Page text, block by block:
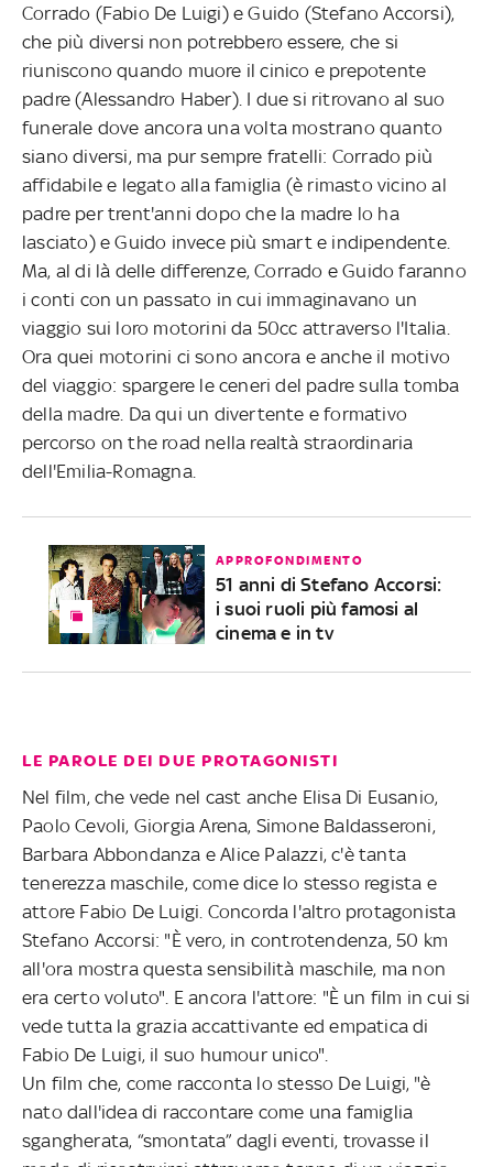
Corrado (Fabio De Luigi) e Guido (Stefano Accorsi),
che più diversi non potrebbero essere, che si
riuniscono quando muore il cinico e prepotente
padre (Alessandro Haber). I due si ritrovano al suo
funerale dove ancora una volta mostrano quanto
siano diversi, ma pur sempre fratelli: Corrado più
affidabile e legato alla famiglia (è rimasto vicino al
padre per trent'anni dopo che la madre lo ha
lasciato) e Guido invece più smart e indipendente.
Ma, al di là delle differenze, Corrado e Guido faranno
i conti con un passato in cui immaginavano un
viaggio sui loro motorini da 50cc attraverso l'Italia.
Ora quei motorini ci sono ancora e anche il motivo
del viaggio: spargere le ceneri del padre sulla tomba
della madre. Da qui un divertente e formativo
percorso on the road nella realtà straordinaria
dell'Emilia-Romagna.
APPROFONDIMENTO
51 anni di Stefano Accorsi:
i suoi ruoli più famosi al
cinema e in tv
LE PAROLE DEI DUE PROTAGONISTI
Nel film, che vede nel cast anche Elisa Di Eusanio,
Paolo Cevoli, Giorgia Arena, Simone Baldasseroni,
Barbara Abbondanza e Alice Palazzi, c'è tanta
tenerezza maschile, come dice lo stesso regista e
attore Fabio De Luigi. Concorda l'altro protagonista
Stefano Accorsi: "È vero, in controtendenza, 50 km
all'ora mostra questa sensibilità maschile, ma non
era certo voluto". E ancora l'attore: "È un film in cui si
vede tutta la grazia accattivante ed empatica di
Fabio De Luigi, il suo humour unico".
Un film che, come racconta lo stesso De Luigi, "è
nato dall'idea di raccontare come una famiglia
sgangherata, “smontata” dagli eventi, trovasse il